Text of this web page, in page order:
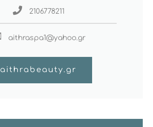
2106778211
aithraspa1@yahoo.gr
aithrabeauty.gr